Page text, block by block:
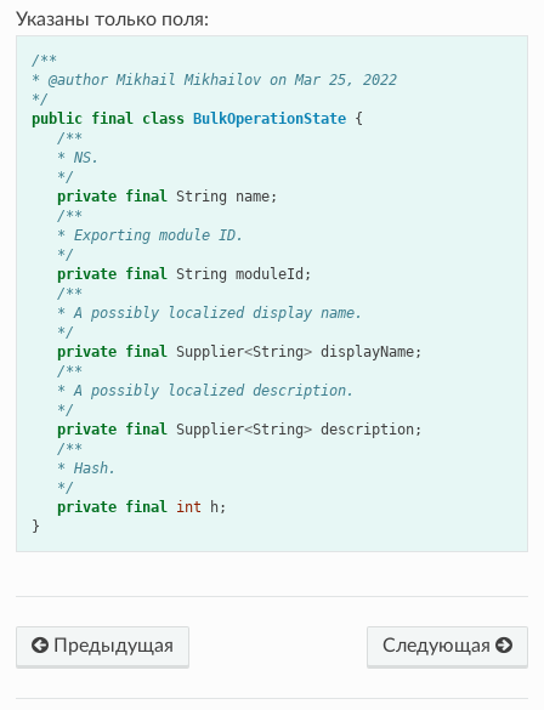
Указаны только поля:
/**
* @author Mikhail Mikhailov on Mar 25, 2022
*/
public final class BulkOperationState {
/**
   * NS.
   */
private final String name;
/**
   * Exporting module ID.
   */
private final String moduleId ;
/**
   * A possibly localized display name.
   */
private final Supplier<String> displayName;
/**
   * A possibly localized description.
   */
private final Supplier<String> description;
/**
   * Hash.
   */
private final int h;
}
Предыдущая Следующая